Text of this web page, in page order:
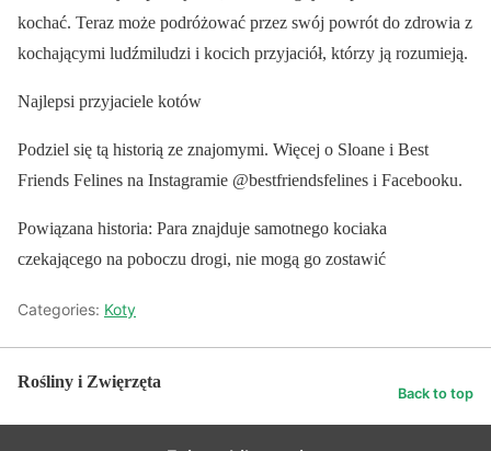
kochać. Teraz może podróżować przez swój powrót do zdrowia z
kochającymi ludźmiludzi i kocich przyjaciół, którzy ją rozumieją.
Najlepsi przyjaciele kotów
Podziel się tą historią ze znajomymi. Więcej o Sloane i Best
Friends Felines na Instagramie @bestfriendsfelines i Facebooku.
Powiązana historia: Para znajduje samotnego kociaka
czekającego na poboczu drogi, nie mogą go zostawić
Categories: Koty
Rośliny i Zwięrzęta
Back to top